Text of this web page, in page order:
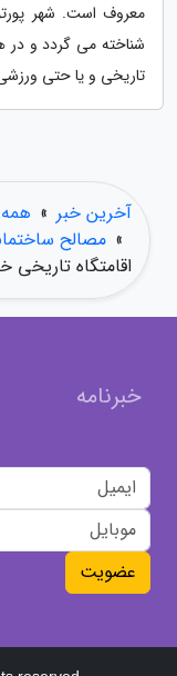
معروف است. شهر
شناخته می گردد و در
تاریخی و یا حتی
آخرین خبر » همه
» مصالح
اقامتگاه تاریخی
خبرنامه
عضویت